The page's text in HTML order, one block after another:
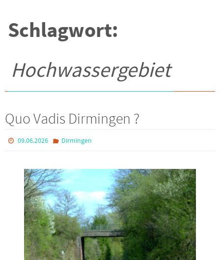
Schlagwort:
Hochwassergebiet
Quo Vadis Dirmingen ?
09.06.2026 Dirmingen